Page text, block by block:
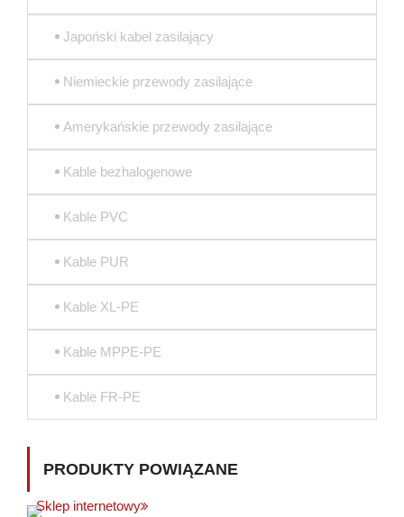
Japoński kabel zasilający
Niemieckie przewody zasilające
Amerykańskie przewody zasilające
Kable bezhalogenowe
Kable PVC
Kable PUR
Kable XL-PE
Kable MPPE-PE
Kable FR-PE
PRODUKTY POWIĄZANE
Sklep internetowy